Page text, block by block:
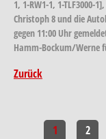
1, 1-RW1-1, 1-TLF3000-
Christoph 8 und die
gegen 11:00 Uhr
Hamm-Bockum/Werne
Zurück
1 2